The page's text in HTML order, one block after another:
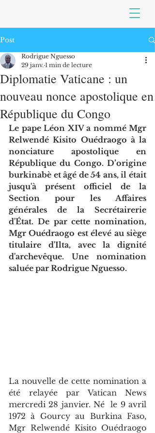
Post
Diplomatie Vaticane : un
nouveau nonce apostolique en
République du Congo
Rodrigue Nguesso
29 janv. 1 min de lecture
Le pape Léon XIV a nommé Mgr
Relwendé Kisito Ouédraogo à la
nonciature apostolique en
République du Congo. D’origine
burkinabè et âgé de 54 ans, il était
jusqu'à présent officiel de la
Section pour les Affaires
générales de la Secrétairerie
d'État. De par cette nomination,
Mgr Ouédraogo est élevé au siège
titulaire d'Ilta, avec la dignité
d'archevêque. Une nomination
saluée par Rodrigue Nguesso.
La nouvelle de cette nomination a
été relayée par Vatican News
mercredi 28 janvier. Né  le 9 avril
1972 à Gourcy au Burkina Faso,
Mgr Relwendé Kisito Ouédraogo